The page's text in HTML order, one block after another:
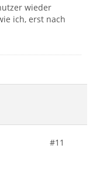
wieder
ich, erst nach
#11